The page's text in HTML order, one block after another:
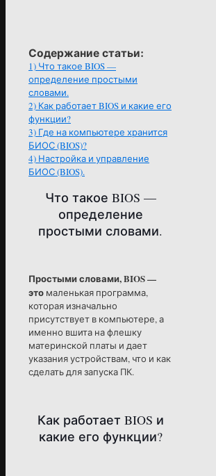
Содержание статьи:
1) Что такое BIOS —
определение простыми
словами.
2) Как работает BIOS и какие его
функции?
3) Где на компьютере хранится
БИОС (BIOS)?
4) Настройка и управление
БИОС (BIOS).
Что такое BIOS —
определение
простыми словами.
Простыми словами, BIOS —
это маленькая программа,
которая изначально
присутствует в компьютере, а
именно вшита на флешку
материнской платы и дает
указания устройствам, что и как
сделать для запуска ПК.
Как работает BIOS и
какие его функции?